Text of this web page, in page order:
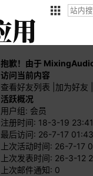
抱歉！由于
访问当前内容
查看好友列表
加为好友
活跃概况
用户组: 会员
注册时间: 18-3-19 23:41
最后访问: 26-7-17 01:43
上次活动时间: 26-7-17
上次发表时间: 26-3-12
上次邮件通知: 0